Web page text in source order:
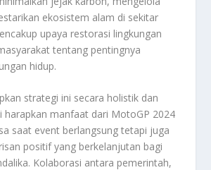
ekosistem alam di sekitar
upaya restorasi lingkungan
tentang pentingnya
hidup.
strategi ini secara holistik dan
harapkan manfaat dari MotoGP 2024
saat event berlangsung tetapi juga
positif yang berkelanjutan bagi
Kolaborasi antara pemerintah,